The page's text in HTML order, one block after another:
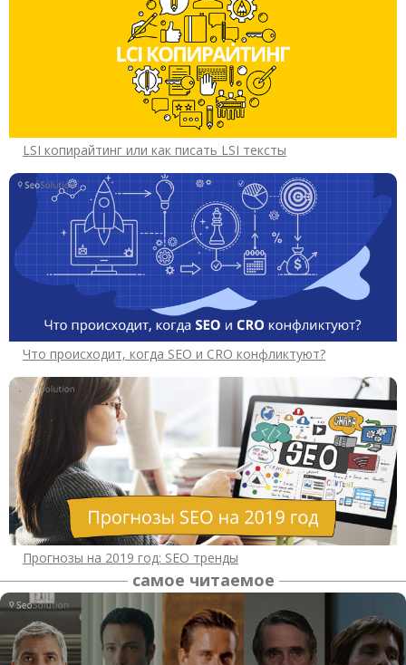
LSI копирайтинг или как писать LSI тексты
Что происходит, когда SEO и CRO конфликтуют?
Прогнозы на 2019 год: SEO тренды
самое читаемое